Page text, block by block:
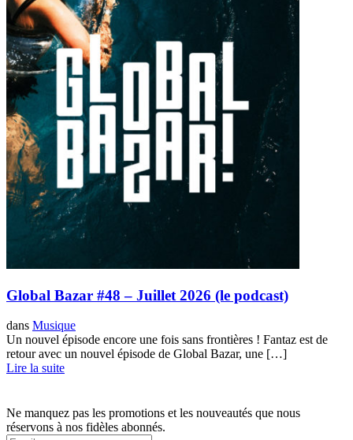
Global Bazar #48 – Juillet 2026 (le podcast)
dans Musique
Un nouvel épisode encore une fois sans frontières ! Fantaz est de
retour avec un nouvel épisode de Global Bazar, une […]
Lire la suite
Ne manquez pas les promotions et les nouveautés que nous
réservons à nos fidèles abonnés.